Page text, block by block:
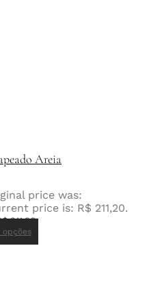
Areia
price was:
price is: R$ 211,20.
211,20
opções